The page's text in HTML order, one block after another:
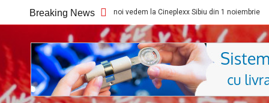
Breaking News
Ce filme noi vedem la Cineplexx Sibiu din 1 noiembrie